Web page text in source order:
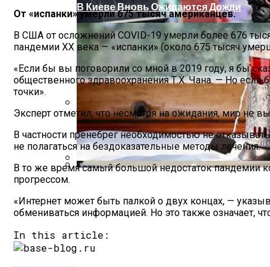
Международная Реакция На Тарифы
В Киеве Вновь Ожидаются Дожди
От «испанки» умерли 675 тысяч американцев.
В США от осложнений COVID-19 умерли более 676
пандемии ХХ века — «испанки» (около 675 тысяч
«Если бы вы поговорили со мной в 2019 году, я бы
общественного здравоохранения Т.Х. Чана. — Но
точки».
Эксперт отметил, что несмотря на ожидания, мир не
В частности пренебрег необходимостью не
не полагаться на бездоказательные методы лечения.
В то же время самый большой недостаток пандемии
прогрессом.
«Интернет может быть палкой о двух концах, —
обмениваться информацией. Но это также означает,
In this article: